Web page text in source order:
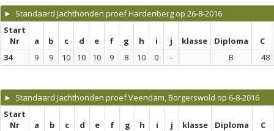
► Standaard Jachthonden proef Hardenberg op 26-8-2016
Start
Nr
a b c d e f g h i j klasse Diploma
C
34
9 9 10 10 10 9 8 10 0 - B 48
► Standaard Jachthonden proef Veendam, Borgerswold op 6-8-2016
Start
Nr
a b c d e f g h i j klasse Diploma
C